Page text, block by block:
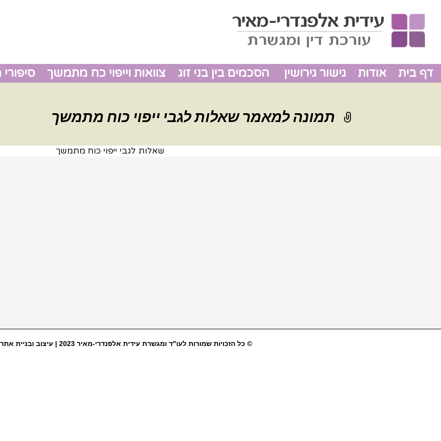
דף בית אודות גישור גירושין הסכמים בין בני זוג צוואות וייפוי כח מתמשך
תמונה למאמר שאלות לגבי ייפוי כוח מתמשך
שאלות לגבי ייפוי כוח מתמשך
© כל הזכויות שמורות לעו"ד ומגשרת עידית אלפנדרי-מאיר 2023 | עיצוב ובניית